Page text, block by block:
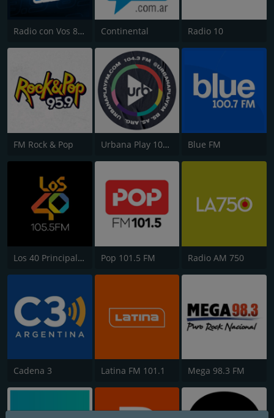
Radio con Vos 89.9 FM Continental Radio 10
FM Rock & Pop Urbana Play 104.3 FM Blue FM
Los 40 Principales Pop 101.5 FM Radio AM 750
Cadena 3 Latina FM 101.1 Mega 98.3 FM